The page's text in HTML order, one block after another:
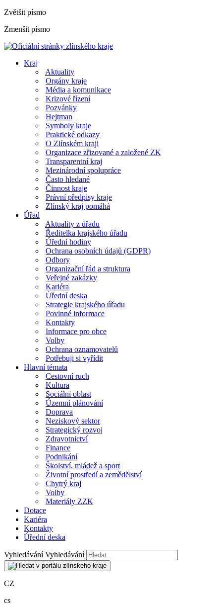
Zvětšit písmo
Zmenšit písmo
Kraj
Aktuality
Orgány kraje
Média a komunikace
Krizové řízení
Pozvánky
Hejtman
Symboly kraje
Praktické odkazy
O Zlínském kraji
Organizace zřizované a založené ZK
Transparentní kraj
Mezinárodní spolupráce
Často hledané
Činnost kraje
Právní předpisy kraje
Zlínský kraj pomáhá
Úřad
Aktuality z úřadu
Ředitelka krajského úřadu
Úřední hodiny
Ochrana osobních údajů (GDPR)
Odbory
Organizační řád a struktura
Veřejné zakázky
Kariéra
Úřední deska
Strategie krajského úřadu
Povinné informace
Kontakty
Informace pro obce
Volby
Ochrana oznamovatelů
Potřebuji si vyřídit
Hlavní témata
Cestovní ruch
Kultura
Sociální oblast
Územní plánování
Doprava
Neziskový sektor
Strategický rozvoj
Zdravotnictví
Finance
Podnikání
Školství, mládež a sport
Životní prostředí a zemědělství
Chytrý kraj
Volby
Materiály ZZK
Dotace
Kariéra
Kontakty
Úřední deska
Vyhledávání Vyhledávání
CZ
cs